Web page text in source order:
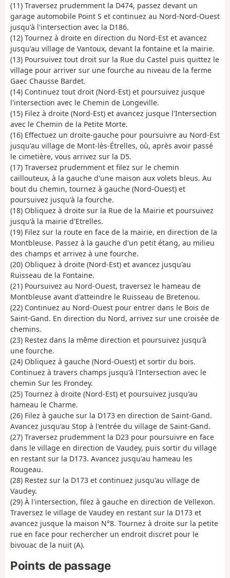
(11) Traversez prudemment la D474, passez devant un
garage automobile Point S et continuez au Nord-Nord-Ouest
jusqu'à l'intersection avec la D186.
(12) Tournez à droite en direction du Nord-Est et avancez
jusqu'au village de Vantoux, devant la fontaine et la mairie.
(13) Poursuivez tout droit sur la Rue du Castel puis quittez le
village pour arriver sur une fourche au niveau de la ferme
Gaec Chausse Bardet.
(14) Continuez tout droit (Nord-Est) et poursuivez jusque
l'intersection avec le Chemin de Longeville.
(15) Filez à droite (Nord-Est) et avancez jusque l'Intersection
avec le Chemin de la Petite Morte.
(16) Effectuez un droite-gauche pour poursuivre au Nord-Est
jusqu'au village de Mont-lès-Étrelles, où, après avoir passé
le cimetière, vous arrivez sur la D5.
(17) Traversez prudemment et filez sur le chemin
caillouteux, à la gauche d'une maison aux volets bleus. Au
bout du chemin, tournez à gauche (Nord-Ouest) et
poursuivez jusqu'à la fourche.
(18) Obliquez à droite sur la Rue de la Mairie et poursuivez
jusqu'à la mairie d'Etrelles.
(19) Filez sur la route en face de la mairie, en direction de la
Montbleuse. Passez à la gauche d'un petit étang, au milieu
des champs et arrivez à une fourche.
(20) Obliquez à droite (Nord-Est) et avancez jusqu'au
Ruisseau de la Fontaine.
(21) Poursuivez au Nord-Ouest, traversez le hameau de
Montbleuse avant d'atteindre le Ruisseau de Bretenou.
(22) Continuez au Nord-Ouest pour entrer dans le Bois de
Saint-Gand. En direction du Nord, arrivez sur une croisée de
chemins.
(23) Restez dans la même direction et poursuivez jusqu'à
une fourche.
(24) Obliquez à gauche (Nord-Ouest) et sortir du bois.
Continuez à travers champs jusqu'à l'Intersection avec le
chemin Sur les Frondey.
(25) Tournez à droite (Nord-Est) et poursuivez jusqu'au
hameau le Charme.
(26) Filez à gauche sur la D173 en direction de Saint-Gand.
Avancez jusqu'au Stop à l'entrée du village de Saint-Gand.
(27) Traversez prudemment la D23 pour poursuivre en face
dans le village en direction de Vaudey, puis sortir du village
en restant sur la D173. Avancez jusqu'au hameau les
Rougeau.
(28) Restez sur la D173 et continuez jusqu'au village de
Vaudey.
(29) À l'intersection, filez à gauche en direction de Vellexon.
Traversez le village de Vaudey en restant sur la D173 et
avancez jusque la maison N°8. Tournez à droite sur la petite
rue en face pour rechercher un endroit discret pour le
bivouac de la nuit (A).
Points de passage